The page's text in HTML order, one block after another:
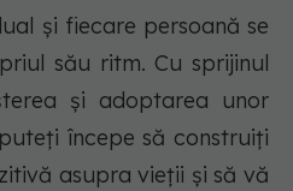
și fiecare persoană se
său ritm. Cu sprijinul
și adoptarea unor
începe să construiți
asupra vieții și să vă